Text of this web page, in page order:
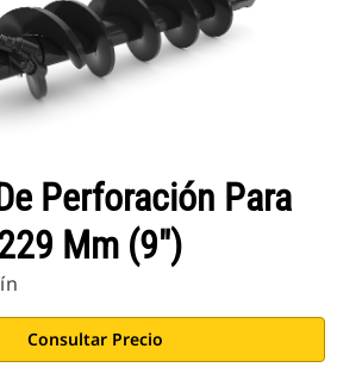
Perforación Para
Mm (9")
Consultar Precio